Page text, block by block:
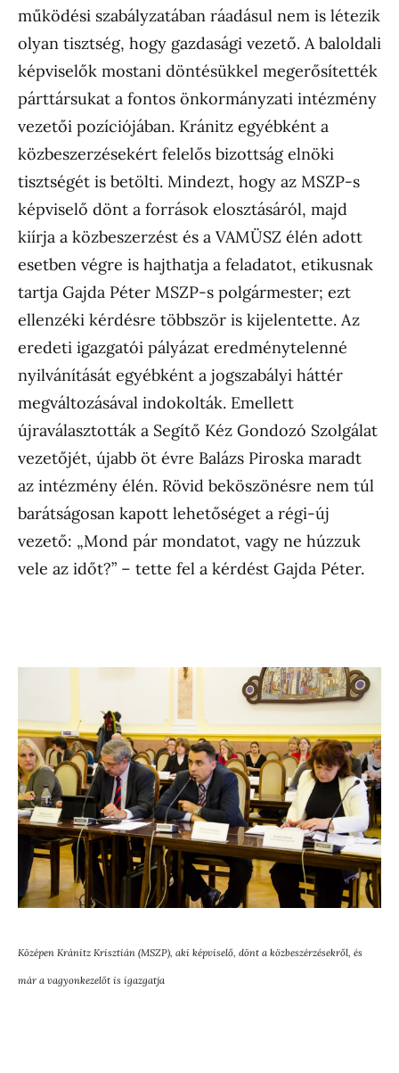
működési szabályzatában ráadásul nem is létezik
olyan tisztség, hogy gazdasági vezető. A baloldali
képviselők mostani döntésükkel megerősítették
párttársukat a fontos önkormányzati intézmény
vezetői pozíciójában. Kránitz egyébként a
közbeszerzésekért felelős bizottság elnöki
tisztségét is betölti. Mindezt, hogy az MSZP-s
képviselő dönt a források elosztásáról, majd
kiírja a közbeszerzést és a VAMÜSZ élén adott
esetben végre is hajthatja a feladatot, etikusnak
tartja Gajda Péter MSZP-s polgármester; ezt
ellenzéki kérdésre többször is kijelentette. Az
eredeti igazgatói pályázat eredménytelenné
nyilvánítását egyébként a jogszabályi háttér
megváltozásával indokolták. Emellett
újraválasztották a Segítő Kéz Gondozó Szolgálat
vezetőjét, újabb öt évre Balázs Piroska maradt
az intézmény élén. Rövid beköszönésre nem túl
barátságosan kapott lehetőséget a régi-új
vezető: „Mond pár mondatot, vagy ne húzzuk
vele az időt?” – tette fel a kérdést Gajda Péter.
Középen Kránitz Krisztián (MSZP), aki képviselő, dönt a közbeszérzésekről, és
már a vagyonkezelőt is igazgatja